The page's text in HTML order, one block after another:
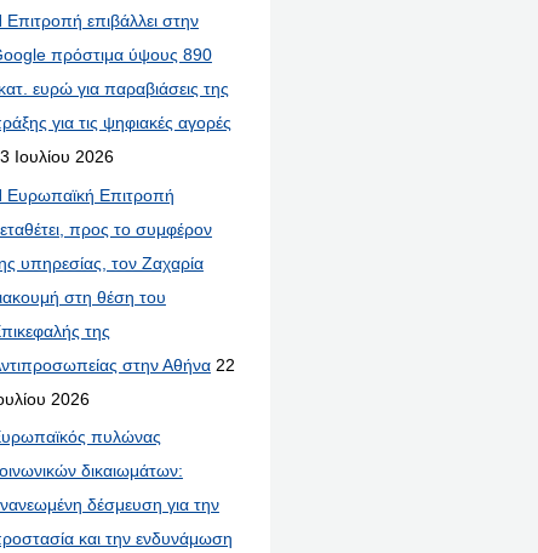
Επιτροπή επιβάλλει στην
πρόστιμα ύψους 890
ευρώ για παραβιάσεις της
για τις ψηφιακές αγορές
Ιουλίου 2026
Ευρωπαϊκή Επιτροπή
προς το συμφέρον
υπηρεσίας, τον Ζαχαρία
στη θέση του
της
στην Αθήνα 22
2026
πυλώνας
δικαιωμάτων:
δέσμευση για την
και την ενδυνάμωση